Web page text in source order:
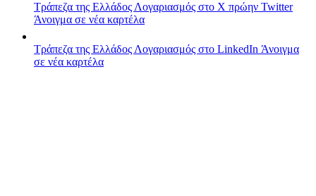
Τράπεζα της Ελλάδος Λογαριασμός στο X πρώην Twitter
Άνοιγμα σε νέα καρτέλα
Τράπεζα της Ελλάδος Λογαριασμός στο LinkedIn Άνοιγμα
σε νέα καρτέλα